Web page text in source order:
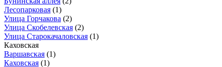
Лесопарковая (1)
Улица Горчакова (2)
Улица Скобелевская (2)
Улица Старокачаловская (1)
Каховская
Варшавская (1)
Каховская (1)